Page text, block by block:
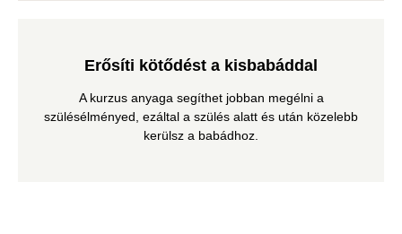
Erősíti kötődést a kisbabáddal
A kurzus anyaga segíthet jobban megélni a
szülésélményed, ezáltal a szülés alatt és után közelebb
kerülsz a babádhoz.